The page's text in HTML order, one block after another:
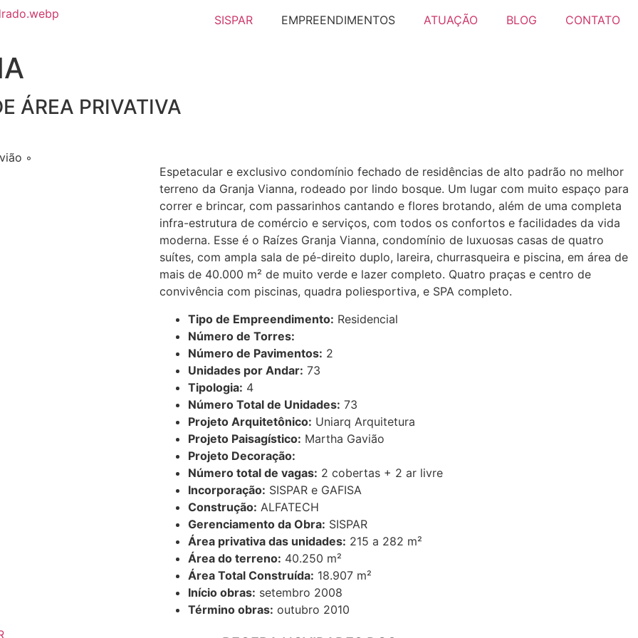
SISPAR EMPREENDIMENTOS ATUAÇÃO BLOG CONTATO
ÁREA PRIVATIVA
◦
Espetacular e exclusivo condomínio fechado de residências de alto padrão no melhor
terreno da Granja Vianna, rodeado por lindo bosque. Um lugar com muito espaço para
correr e brincar, com passarinhos cantando e flores brotando, além de uma completa
infra-estrutura de comércio e serviços, com todos os confortos e facilidades da vida
moderna. Esse é o Raízes Granja Vianna, condomínio de luxuosas casas de quatro
suítes, com ampla sala de pé-direito duplo, lareira, churrasqueira e piscina, em área de
mais de 40.000 m² de muito verde e lazer completo. Quatro praças e centro de
convivência com piscinas, quadra poliesportiva, e SPA completo.
Tipo de Empreendimento: Residencial
Número de Torres:
Número de Pavimentos: 2
Unidades por Andar: 73
Tipologia: 4
Número Total de Unidades: 73
Projeto Arquitetônico: Uniarq Arquitetura
Projeto Paisagístico: Martha Gavião
Projeto Decoração:
Número total de vagas: 2 cobertas + 2 ar livre
Incorporação: SISPAR e GAFISA
Construção: ALFATECH
Gerenciamento da Obra: SISPAR
Área privativa das unidades: 215 a 282 m²
Área do terreno: 40.250 m²
Área Total Construída: 18.907 m²
Início obras: setembro 2008
Término obras: outubro 2010